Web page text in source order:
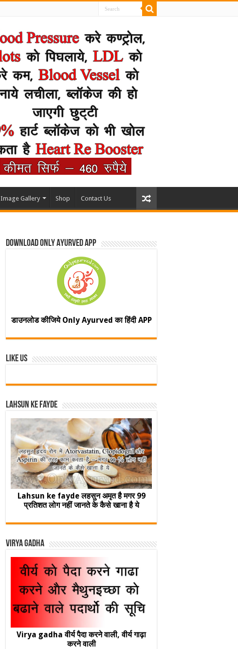
Image Gallery Shop Contact Us
Download Only Ayurved App
डाउनलोड कीजिये Only Ayurved का हिंदी APP
Like Us
Lahsun ke fayde
Lahsun ke fayde लहसुन अमृत है मगर 99
प्रतिशत लोग नहीं जानते के कैसे खाना है ये
Virya Gadha
Virya gadha वीर्य पैदा करने वाली, वीर्य गाढ़ा
करने वाली